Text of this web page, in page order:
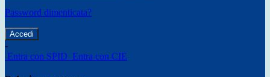
Password dimenticata?
-
Entra con SPID Entra con CIE